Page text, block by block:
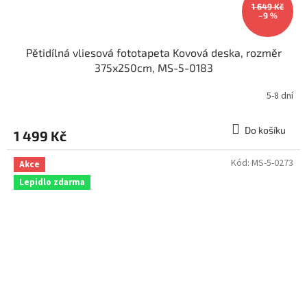
1 649 Kč
–9 %
Pětidílná vliesová fototapeta Kovová deska, rozměr
375x250cm, MS-5-0183
5-8 dní
1 499 Kč Do košíku
Akce
Lepidlo zdarma
Kód: MS-5-0273